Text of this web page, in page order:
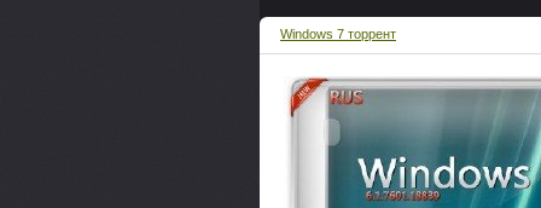
Windows 7 торрент